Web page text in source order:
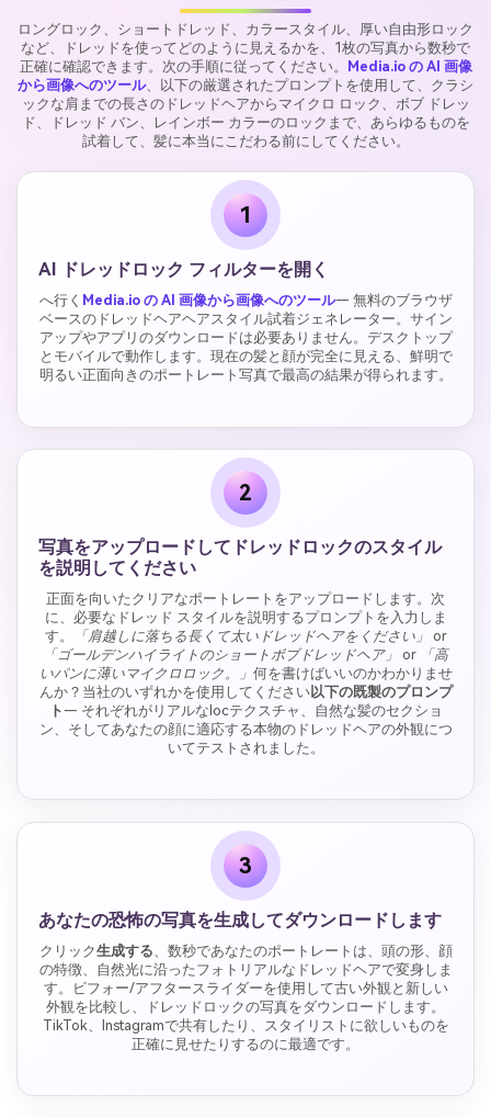
ロングロック、ショートドレッド、カラースタイル、厚い自由形ロック
など、ドレッドを使ってどのように見えるかを、1枚の写真から数秒で
正確に確認できます。次の手順に従ってください。
Media.io の AI 画像
から画像へのツール、以下の厳選されたプロンプトを使用して、クラシ
ックな肩までの長さのドレッドヘアからマイクロ ロック、ボブ ドレッ
ド、ドレッド バン、レインボー カラーのロックまで、あらゆるものを
試着して、髪に本当にこだわる前にしてください。
1
AI ドレッドロック フィルターを開く
へ行く Media.io の AI 画像から画像へのツール— 無料のブラウザ
ベースのドレッドヘアヘアスタイル試着ジェネレーター。サイン
アップやアプリのダウンロードは必要ありません。デスクトップ
とモバイルで動作します。現在の髪と顔が完全に見える、鮮明で
明るい正面向きのポートレート写真で最高の結果が得られます。
2
写真をアップロードしてドレッドロックのスタイル
を説明してください
正面を向いたクリアなポートレートをアップロードします。次
に、必要なドレッド スタイルを説明するプロンプトを入力しま
す。
「肩越しに落ちる長くて太いドレッドヘアをください」 or
「ゴールデンハイライトのショートボブドレッドヘア」 or
「高
いパンに薄いマイクロロック。」 何を書けばいいのかわかりませ
んか？当社のいずれかを使用してください以下の既製のプロンプ
ト— それぞれがリアルなlocテクスチャ、自然な髪のセクショ
ン、そしてあなたの顔に適応する本物のドレッドヘアの外観につ
いてテストされました。
3
あなたの恐怖の写真を生成してダウンロードします
クリック生成する 、数秒であなたのポートレートは、頭の形、顔
の特徴、自然光に沿ったフォトリアルなドレッドヘアで変身しま
す。ビフォー/アフタースライダーを使用して古い外観と新しい
外観を比較し、ドレッドロックの写真をダウンロードします。
TikTok、Instagramで共有したり、スタイリストに欲しいものを
正確に見せたりするのに最適です。